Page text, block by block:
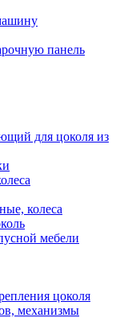
панель
для цоколя из
колеса
мебели
цоколя
механизмы